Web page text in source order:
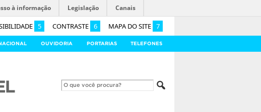
5 CONTRASTE 6 MAPA DO SITE 7
à informação Legislação Canais
OUVIDORIA PORTARIAS TELEFONES